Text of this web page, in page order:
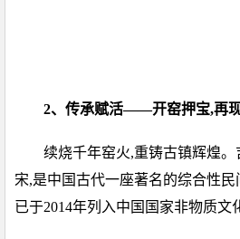
2、传承赋活——开窑押宝,再
续烧千年窑火,重铸古镇辉煌
宋,是中国古代一座著名的综合性
已于2014年列入中国国家非物质文